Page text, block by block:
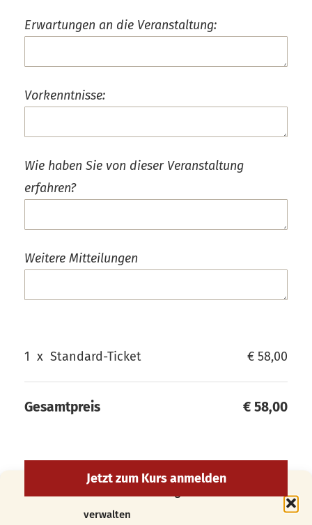
verwalten
Erwartungen an die Veranstaltung:
Vorkenntnisse:
Wie haben Sie von dieser Veranstaltung
erfahren?
Weitere Mitteilungen
1 x Standard-Ticket € 58,00
Gesamtpreis € 58,00